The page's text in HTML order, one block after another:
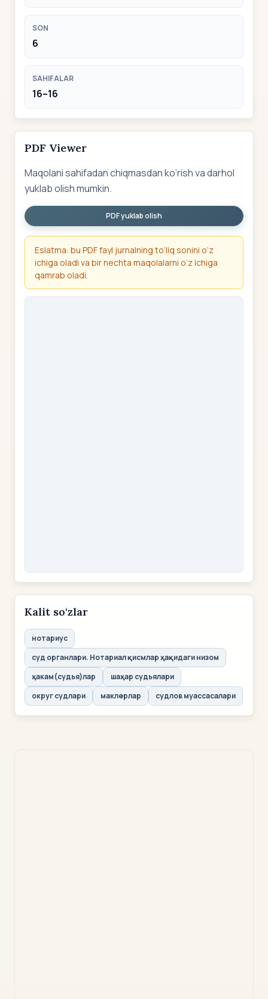
SON
6
SAHIFALAR
16–16
PDF Viewer
Maqolani sahifadan chiqmasdan ko‘rish va darhol
yuklab olish mumkin.
PDF yuklab olish
Eslatma: bu PDF fayl jurnalning to‘liq sonini o‘z
ichiga oladi va bir nechta maqolalarni o‘z ichiga
qamrab oladi.
Kalit so‘zlar
нотариус
суд органлари. Нотариал қисмлар ҳақидаги низом
ҳакам(судья)лар
шаҳар судьялари
округ судлари
маклерлар судлов муассасалари